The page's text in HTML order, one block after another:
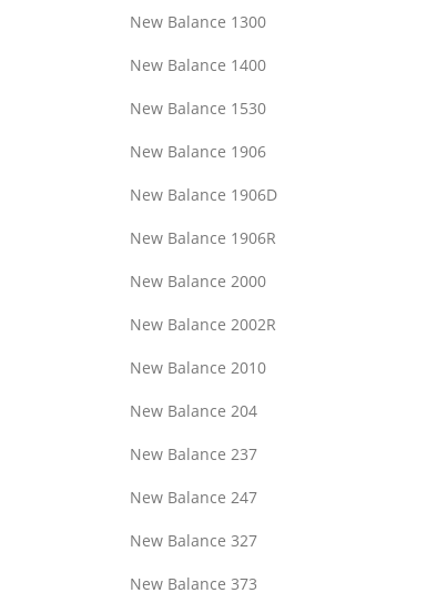
New Balance 1300
New Balance 1400
New Balance 1530
New Balance 1906
New Balance 1906D
New Balance 1906R
New Balance 2000
New Balance 2002R
New Balance 2010
New Balance 204
New Balance 237
New Balance 247
New Balance 327
New Balance 373